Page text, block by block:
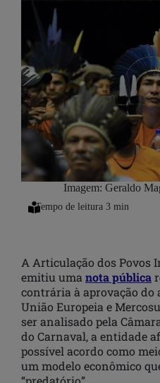
Imagem: Geraldo
A Articulação dos Povos
emitiu uma nota pública
contrária à aprovação do
União Europeia e
ser analisado pela
do Carnaval, a entidade
possível acordo como
um modelo econômico